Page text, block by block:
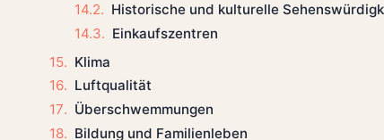
Historische und kulturelle
Einkaufszentren
Klima
Luftqualität
Überschwemmungen
Bildung und Familienleben